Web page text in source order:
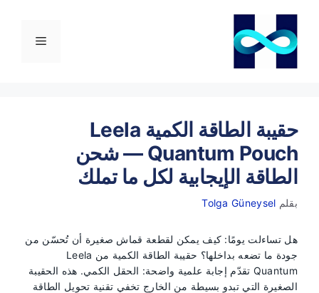
المحتوى
القائمة
حقيبة الطاقة الكمية Leela
Quantum Pouch — شحن
الطاقة الإيجابية لكل ما تملك
بقلم Tolga Güneysel
هل تساءلت يومًا: كيف يمكن لقطعة قماش صغيرة أن تُحسّن من
جودة ما تضعه بداخلها؟ حقيبة الطاقة الكمية من Leela
Quantum تقدّم إجابة علمية واضحة: الحقل الكمي. هذه الحقيبة
الصغيرة التي تبدو بسيطة من الخارج تخفي تقنية تحويل الطاقة